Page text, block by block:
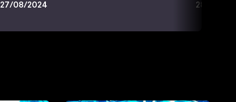
27/08/2024 28/08/